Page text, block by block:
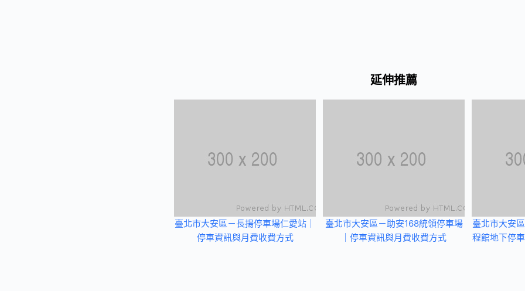
延伸推薦
臺北市大安區－長揚停車場仁愛站｜
停車資訊與月費收費方式
臺北市大安區－助安168統領停車場
｜停車資訊與月費收費方式
臺北市大安
程館地下停